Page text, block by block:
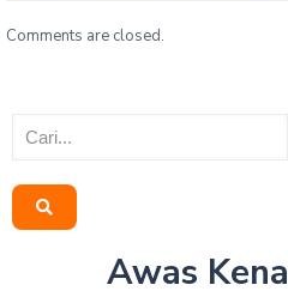
Comments are closed.
Awas